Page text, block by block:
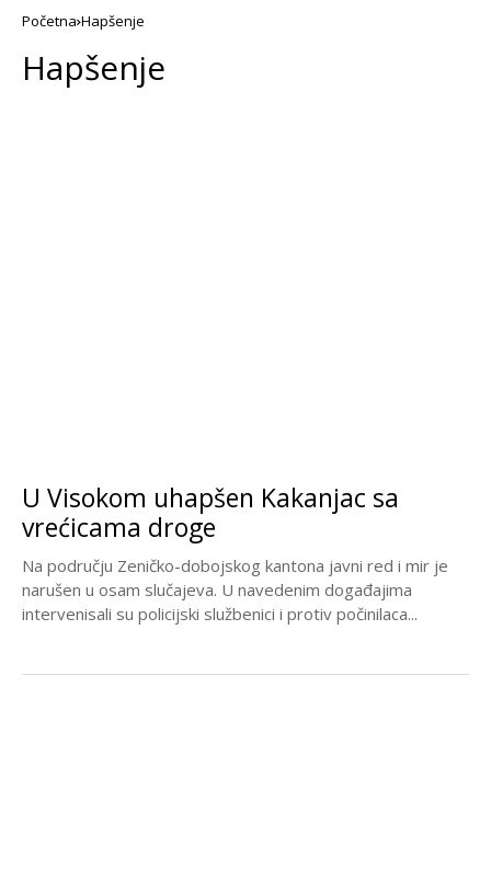
Početna Hapšenje
Hapšenje
U Visokom uhapšen Kakanjac sa
vrećicama droge
Na području Zeničko-dobojskog kantona javni red i mir je
narušen u osam slučajeva. U navedenim događajima
intervenisali su policijski službenici i protiv počinilaca...